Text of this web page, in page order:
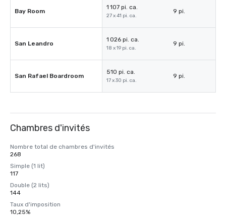
Bay Room
1 107 pi. ca.
27 x 41 pi. ca.
9 pi.
San Leandro
1 026 pi. ca.
18 x 19 pi. ca.
9 pi.
San Rafael Boardroom
510 pi. ca.
17 x 30 pi. ca.
9 pi.
Chambres d'invités
Nombre total de chambres d'invités
268
Simple (1 lit)
117
Double (2 lits)
144
Taux d'imposition
10,25%